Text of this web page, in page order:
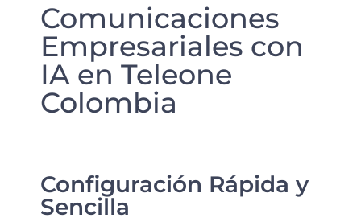
Comunicaciones
Empresariales con
IA en Teleone
Colombia
Configuración Rápida y
Sencilla